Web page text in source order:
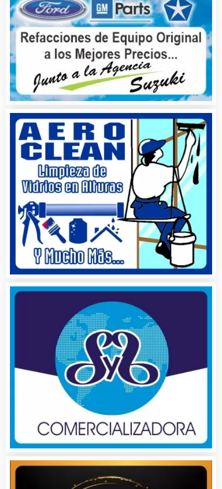
Asesoría Fiscal
Asilos
Asociaciones Civiles
Audio, Sonido e Iluminación
Audios para Eventos
Autobuses
Automatización
Automóviles Nuevos y Usados
Autopartes Eléctricas
Avaluos
Balnearios
Banquetes
Bares y Cantinas